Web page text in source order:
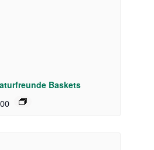
Baskets